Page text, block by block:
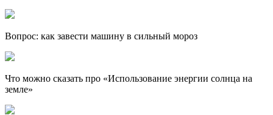
Вопрос: как завести машину в сильный мороз
Что можно сказать про «Использование энергии солнца на
земле»